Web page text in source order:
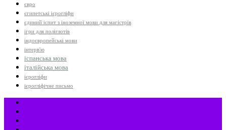
євро
єгипетські ієрогліфи
єдиний іспит з іноземної мови для магістрів
ігри для поліглотів
індоєвропейські мови
інтерв'ю
іспанська мова
італійська мова
ієрогліфи
ієрогліфічне письмо